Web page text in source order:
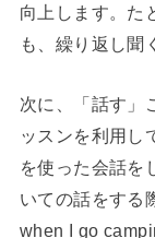
向上します。た
も、繰り返し聞
次に、「話す」
ッスンを利用し
を使った会話を
いての話をする
when I go